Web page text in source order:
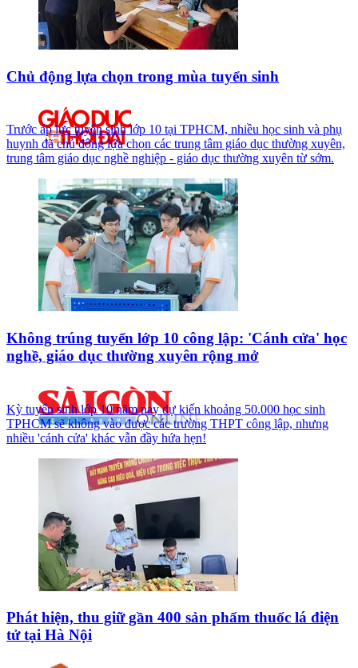
Chủ động lựa chọn trong mùa tuyển sinh
Trước áp lực tuyển sinh lớp 10 tại TPHCM, nhiều học sinh và phụ
huynh đã chủ động lựa chọn các trung tâm giáo dục thường xuyên,
trung tâm giáo dục nghề nghiệp - giáo dục thường xuyên từ sớm.
Không trúng tuyển lớp 10 công lập: 'Cánh cửa' học
nghề, giáo dục thường xuyên rộng mở
Kỳ tuyển sinh lớp 10 năm nay dự kiến khoảng 50.000 học sinh
TPHCM sẽ không vào được các trường THPT công lập, nhưng
nhiều 'cánh cửa' khác vẫn đầy hứa hẹn!
Phát hiện, thu giữ gần 400 sản phẩm thuốc lá điện
tử tại Hà Nội